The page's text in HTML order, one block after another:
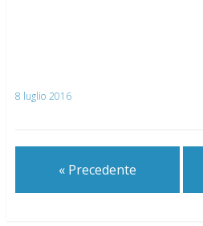
8 luglio 2016
« Precedente